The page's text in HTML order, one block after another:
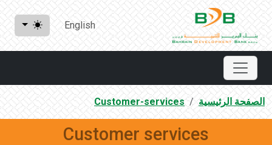
English
الصفحة الرئيسية Customer-services
Customer services